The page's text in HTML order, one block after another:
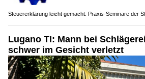
Steuererklärung leicht gemacht: Praxis-Seminare der
Lugano TI: Mann bei
schwer im Gesicht verletzt